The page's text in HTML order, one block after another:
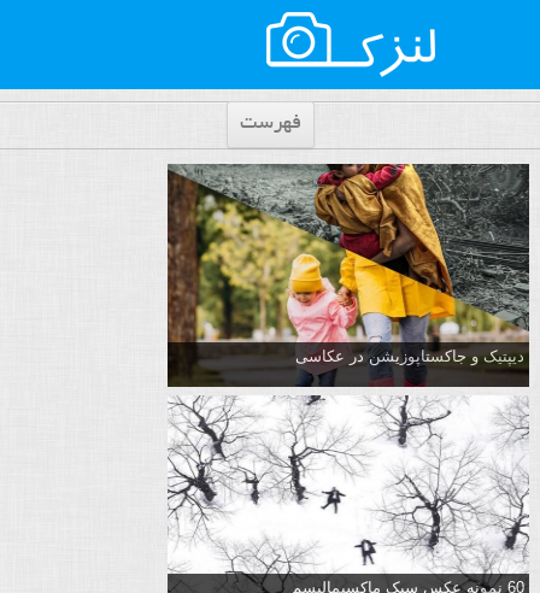
فهرست
دیپتیک و جاکستا‌پوزیشن در عکاسی
60 نمونه عکس سبک ماکسیمالیسم